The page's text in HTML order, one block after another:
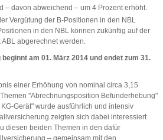
– davon abweichend – um 4 Prozent erhöht.
Vergütung der B-Positionen in den NBL
in den NBL können zukünftig auf der
abgerechnet werden.
am 01. März 2014 und endet zum 31.
einer Erhöhung von nominal circa 3,15
"Abrechnungsposition Befunderhebung"
Gerät" wurde ausführlich und intensiv
zeigten sich dabei interessiert
diesen beiden Themen in den dafür
– gemeinsam mit den